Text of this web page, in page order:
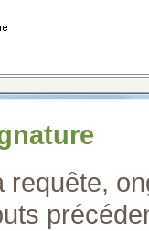
requête,